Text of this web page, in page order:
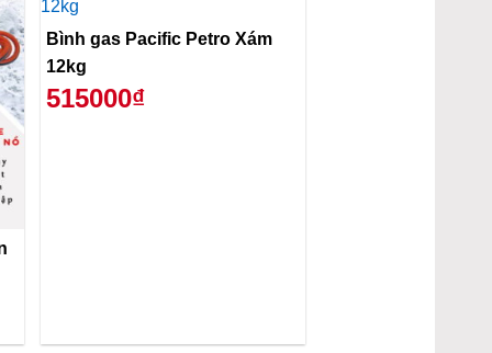
Bình gas Pacific Petro Xám
12kg
515000₫